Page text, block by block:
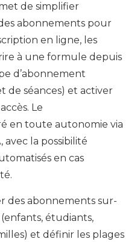
de simplifier
abonnements pour
en ligne, les
à une formule depuis
d’abonnement
de séances) et activer
Le
en toute autonomie via
avec la possibilité
en cas
des abonnements sur-
étudiants,
et définir les plages